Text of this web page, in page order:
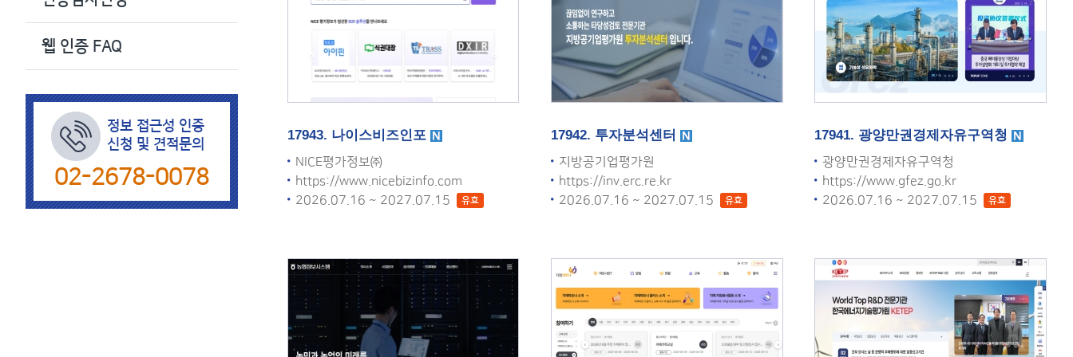
웹 인증 FAQ
정보 접근성 인증
신청 및 견적문의
02-2678-0078
17943. 나이스비즈인포
NICE평가정보㈜
https://www.nicebizinfo.com
2026.07.16 ~ 2027.07.15
유효
17942. 투자분석센터
지방공기업평가원
https://inv.erc.re.kr
2026.07.16 ~ 2027.07.15
유효
17941. 광양만권경제자유구역청
광양만권경제자유구역청
https://www.gfez.go.kr
2026.07.16 ~ 2027.07.15
유효